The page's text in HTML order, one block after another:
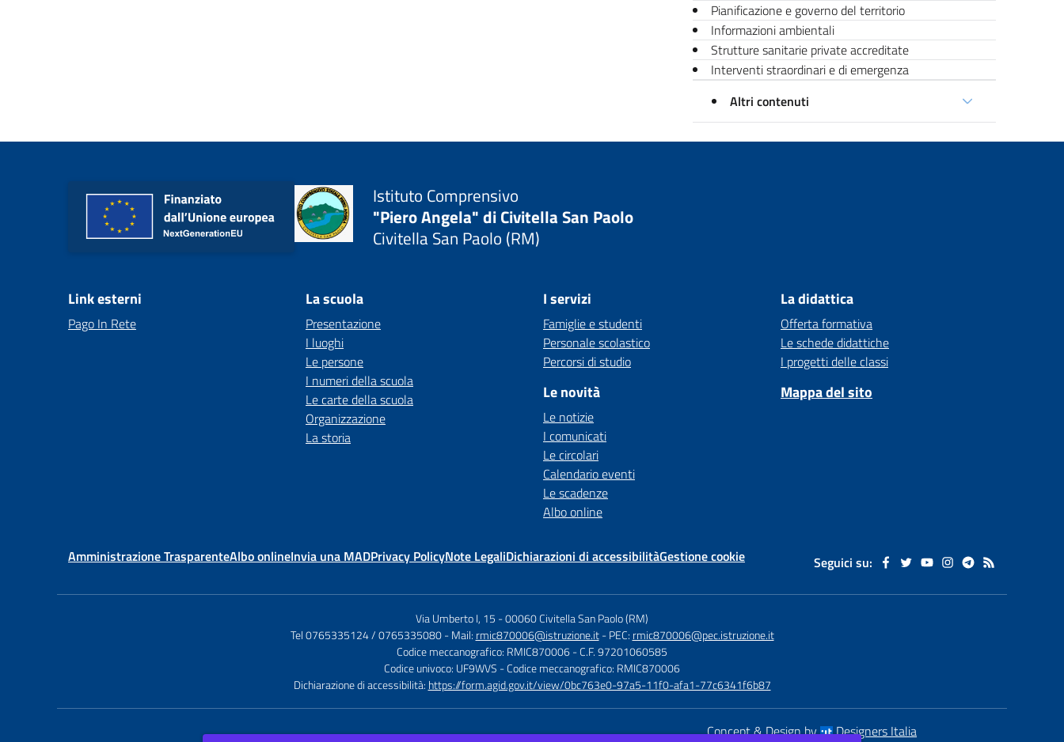
Pianificazione e governo del territorio
Informazioni ambientali
Strutture sanitarie private accreditate
Interventi straordinari e di emergenza
Altri contenuti
Istituto Comprensivo
"Piero Angela" di Civitella San Paolo
Civitella San Paolo (RM)
Link esterni
Pago In Rete
La scuola
Presentazione
I luoghi
Le persone
I numeri della scuola
Le carte della scuola
Organizzazione
La storia
I servizi
Famiglie e studenti
Personale scolastico
Percorsi di studio
Le novità
Le notizie
I comunicati
Le circolari
Calendario eventi
Le scadenze
Albo online
La didattica
Offerta formativa
Le schede didattiche
I progetti delle classi
Mappa del sito
Amministrazione TrasparenteAlbo onlineInvia una MADPrivacy PolicyNote LegaliDichiarazioni di accessibilitàGestione cookie Seguici su:
Via Umberto I, 15 -00060 Civitella San Paolo (RM)
Tel 0765335124 / 0765335080 - Mail: rmic870006@istruzione.it - PEC: rmic870006@pec.istruzione.it
Codice meccanografico: RMIC870006- C.F. 97201060585
Codice univoco: UF9WVS - Codice meccanografico: RMIC870006
Dichiarazione di accessibilità: https://form.agid.gov.it/view/0bc763e0-97a5-11f0-afa1-77c6341f6b87
Concept & Design by
Designers Italia